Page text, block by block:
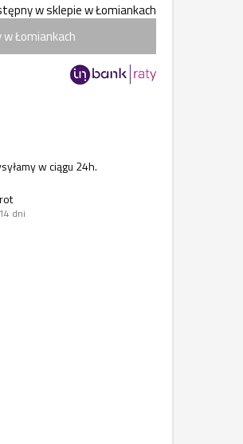
w sklepie w Łomiankach
Łomiankach
w ciągu 24h.
dni